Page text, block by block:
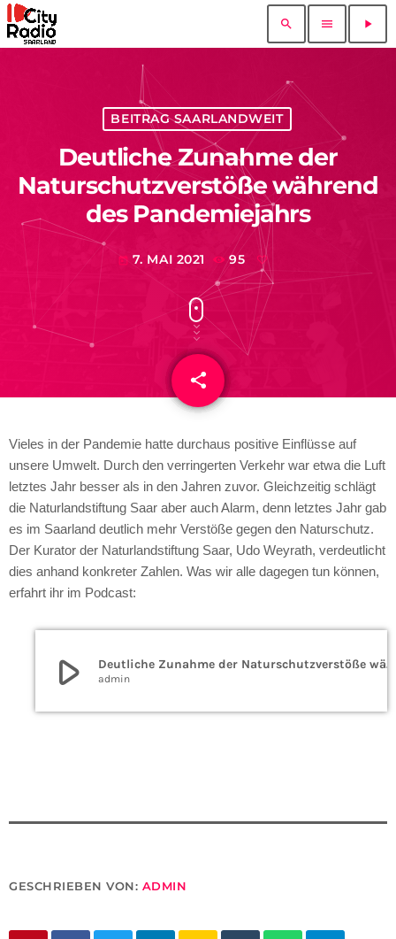
search menu play_arrow
BEITRAG SAARLANDWEIT
Deutliche Zunahme der
Naturschutzverstöße während
des Pandemiejahrs
today 7. MAI 2021 95
share
email
Vieles in der Pandemie hatte durchaus positive Einflüsse auf
unsere Umwelt. Durch den verringerten Verkehr war etwa die Luft
letztes Jahr besser als in den Jahren zuvor. Gleichzeitig schlägt
die Naturlandstiftung Saar aber auch Alarm, denn letztes Jahr gab
es im Saarland deutlich mehr Verstöße gegen den Naturschutz.
Der Kurator der Naturlandstiftung Saar, Udo Weyrath, verdeutlicht
dies anhand konkreter Zahlen. Was wir alle dagegen tun können,
erfahrt ihr im Podcast:
play_arrow Deutliche Zunahme der Naturschutzverstöße während des Pandemiejahrs
admin
GESCHRIEBEN VON: ADMIN